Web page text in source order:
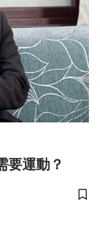
要運動？
儲